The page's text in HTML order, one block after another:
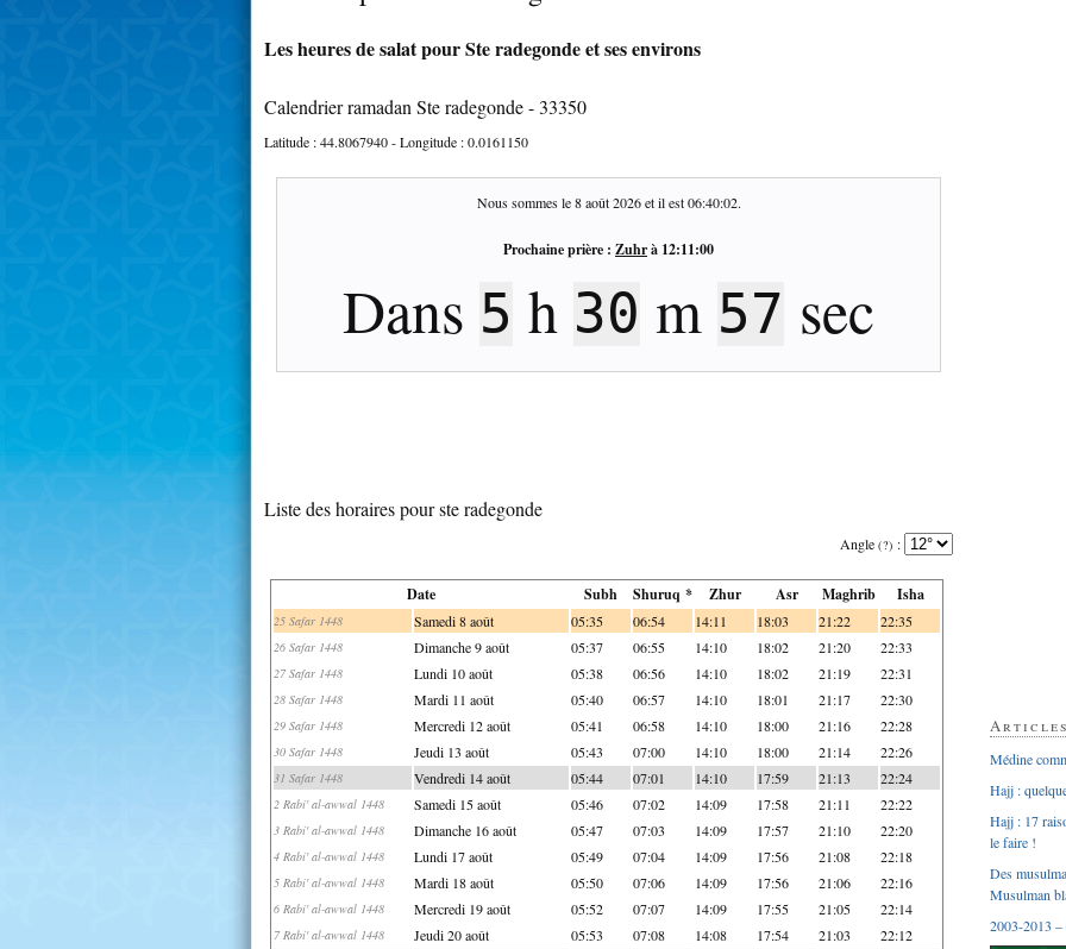
Les heures de salat pour Ste radegonde et ses environs
Calendrier ramadan Ste radegonde - 33350
Latitude :44.8067940- Longitude :0.0161150
Nous sommes le8 août 2026et il est06:40:03.
Prochaine prière : Zuhrà 12:11:00
Dans 5 h 30 m 56 sec
Liste des horaires pour ste radegonde
Angle (?) :
Date Subh Shuruq * Zhur Asr Maghrib Isha
25 Safar 1448 Samedi 8 août 05:35 06:54 14:11 18:03 21:22 22:35
26 Safar 1448 Dimanche 9 août 05:37 06:55 14:10 18:02 21:20 22:33
27 Safar 1448 Lundi 10 août 05:38 06:56 14:10 18:02 21:19 22:31
28 Safar 1448 Mardi 11 août 05:40 06:57 14:10 18:01 21:17 22:30
29 Safar 1448 Mercredi 12 août 05:41 06:58 14:10 18:00 21:16 22:28
30 Safar 1448 Jeudi 13 août 05:43 07:00 14:10 18:00 21:14 22:26
31 Safar 1448 Vendredi 14 août 05:44 07:01 14:10 17:59 21:13 22:24
2 Rabi' al-awwal 1448 Samedi 15 août 05:46 07:02 14:09 17:58 21:11 22:22
3 Rabi' al-awwal 1448 Dimanche 16 août 05:47 07:03 14:09 17:57 21:10 22:20
4 Rabi' al-awwal 1448 Lundi 17 août 05:49 07:04 14:09 17:56 21:08 22:18
5 Rabi' al-awwal 1448 Mardi 18 août 05:50 07:06 14:09 17:56 21:06 22:16
6 Rabi' al-awwal 1448 Mercredi 19 août 05:52 07:07 14:09 17:55 21:05 22:14
7 Rabi' al-awwal 1448 Jeudi 20 août 05:53 07:08 14:08 17:54 21:03 22:12
Médine
Hajj :
Hajj : 17
le faire !
Des
Musulman
2003-2013 –